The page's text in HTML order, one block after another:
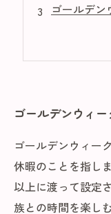
ゴールデン
ゴールデ
ゴールデンウィー
ゴールデンウィー
休暇のことを指し
以上に渡って設定
族との時間を楽し